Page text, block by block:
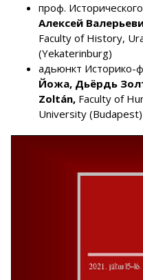
проф.
Алексей
Faculty of History,
(Yekaterinburg)
адьюнкт Историко-
Йожа, Дьёрдь
Zoltán, Faculty of
University (Budapest)